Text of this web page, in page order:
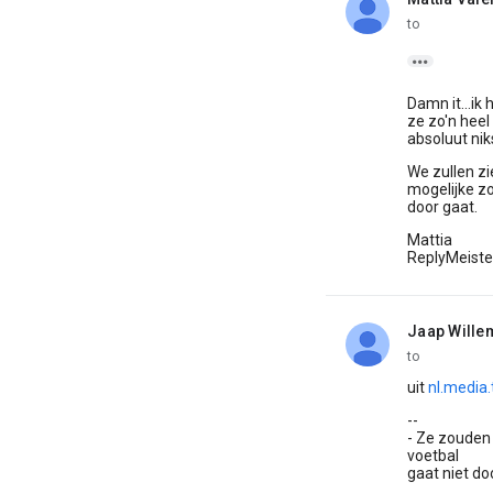
unread,
to

Damn it...ik
ze zo'n
absoluut
We zullen
mogelijke
door gaat.
Mattia
Jaap
unread,
to
uit
--
- Ze
voetbal
gaat niet